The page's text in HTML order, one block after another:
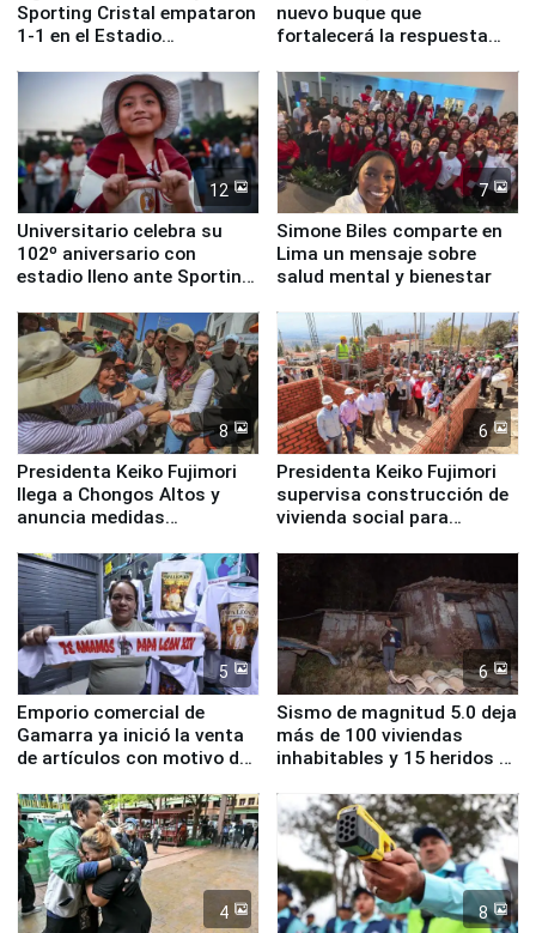
Sporting Cristal empataron
1-1 en el Estadio
nuevo buque que
fortalecerá la respuesta
12
Universitario celebra su
102º aniversario con
estadio lleno ante Sporting
7
Simone Biles comparte en
Lima un mensaje sobre
salud mental y bienestar
8
Presidenta Keiko Fujimori
llega a Chongos Altos y
anuncia medidas
educación, salud y empleo
6
Presidenta Keiko Fujimori
supervisa construcción de
vivienda social para
5
Emporio comercial de
Gamarra ya inició la venta
de artículos con motivo de
6
Sismo de magnitud 5.0 deja
más de 100 viviendas
inhabitables y 15 heridos en
4 8